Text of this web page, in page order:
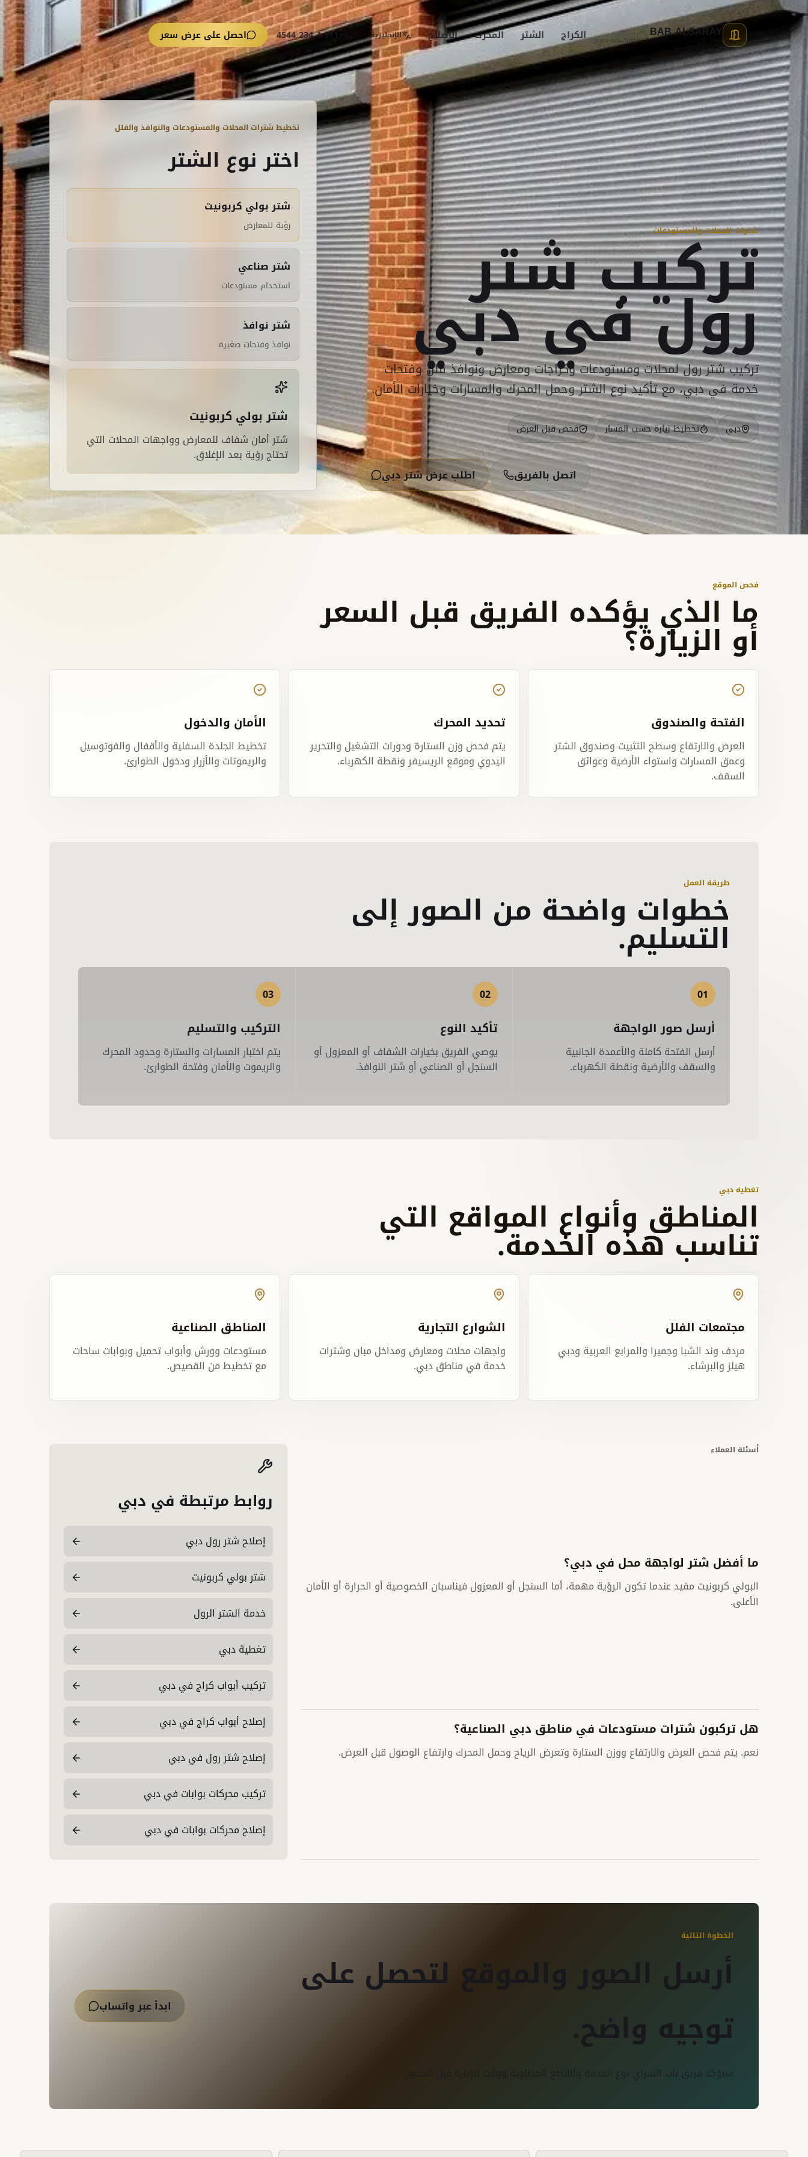
BAB ALSARAY
شركة الأبواب والبوابات والحواجز الأوتوماتيكية ذ.م.م الكراج الشتر المحرك الإصلاح الإنجليزية +971 4 234 4544 احصل على عرض سعر
شترات للمحلات والمستودعات
تركيب شتر
رول في دبي
تركيب شتر رول لمحلات ومستودعات وكراجات ومعارض ونوافذ فلل وفتحات
خدمة في دبي، مع تأكيد نوع الشتر وحمل المحرك والمسارات وخيارات الأمان.
دبي تخطيط زيارة حسب المسار فحص قبل العرض
اطلب عرض شتر دبي اتصل بالفريق
تخطيط شترات المحلات والمستودعات والنوافذ والفلل
اختر نوع الشتر
شتر بولي كربونيت
رؤية للمعارض
شتر صناعي
استخدام مستودعات
شتر نوافذ
نوافذ وفتحات صغيرة
شتر بولي كربونيت
شتر أمان شفاف للمعارض وواجهات المحلات التي
تحتاج رؤية بعد الإغلاق.
فحص الموقع
ما الذي يؤكده الفريق قبل السعر
أو الزيارة؟
الفتحة والصندوق
العرض والارتفاع وسطح التثبيت وصندوق الشتر
وعمق المسارات واستواء الأرضية وعوائق
السقف.
تحديد المحرك
يتم فحص وزن الستارة ودورات التشغيل والتحرير
اليدوي وموقع الريسيفر ونقطة الكهرباء.
الأمان والدخول
تخطيط الجلدة السفلية والأقفال والفوتوسيل
والريموتات والأزرار ودخول الطوارئ.
طريقة العمل
خطوات واضحة من الصور إلى
التسليم.
01
أرسل صور الواجهة
أرسل الفتحة كاملة والأعمدة الجانبية
والسقف والأرضية ونقطة الكهرباء.
02
تأكيد النوع
يوصي الفريق بخيارات الشفاف أو المعزول أو
السنجل أو الصناعي أو شتر النوافذ.
03
التركيب والتسليم
يتم اختبار المسارات والستارة وحدود المحرك
والريموت والأمان وفتحة الطوارئ.
تغطية دبي
المناطق وأنواع المواقع التي
تناسب هذه الخدمة.
مجتمعات الفلل
مردف وند الشبا وجميرا والمرابع العربية ودبي
هيلز والبرشاء.
الشوارع التجارية
واجهات محلات ومعارض ومداخل مبان وشترات
خدمة في مناطق دبي.
المناطق الصناعية
مستودعات وورش وأبواب تحميل وبوابات ساحات
مع تخطيط من القصيص.
أسئلة العملاء
ما أفضل شتر لواجهة محل في دبي؟
البولي كربونيت مفيد عندما تكون الرؤية مهمة، أما السنجل أو المعزول فيناسبان الخصوصية أو الحرارة أو الأمان
الأعلى.
هل تركبون شترات مستودعات في مناطق دبي الصناعية؟
نعم. يتم فحص العرض والارتفاع ووزن الستارة وتعرض الرياح وحمل المحرك وارتفاع الوصول قبل العرض.
روابط مرتبطة في دبي
إصلاح شتر رول دبي
شتر بولي كربونيت
خدمة الشتر الرول
تغطية دبي
تركيب أبواب كراج في دبي
إصلاح أبواب كراج في دبي
إصلاح شتر رول في دبي
تركيب محركات بوابات في دبي
إصلاح محركات بوابات في دبي
الخطوة التالية
أرسل الصور والموقع لتحصل على
توجيه واضح.
سيؤكد فريق باب السراي نوع الخدمة والقطع المطلوبة ووقت الزيارة قبل الحضور.
ابدأ عبر واتساب